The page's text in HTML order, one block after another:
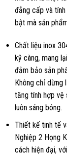
đẳng cấp và
bật mà sản
Chất liệu inox
kỹ càng, mang
đảm bảo sản
Không chỉ dừng
tăng tính hợp vệ
luôn sáng bóng.
Thiết kế tinh tế
Nghiệp 2 Họng
cách hiện đại,